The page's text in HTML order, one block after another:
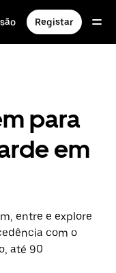
Registar
para
em
entre e explore
com o
até 90